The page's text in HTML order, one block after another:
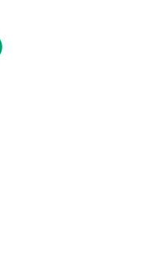
名鉄小牧線/味岡駅 徒歩14